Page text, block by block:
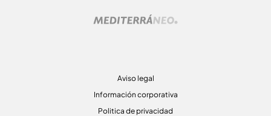
Aviso legal
Información corporativa
Politica de privacidad